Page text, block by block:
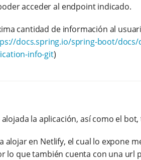
acceder al endpoint indicado.
cantidad de información al
docs.spring.io/spring-boot/
info-git)
la aplicación, así como el
alojar en Netlify, el cual lo expone
lo que también cuenta con una url